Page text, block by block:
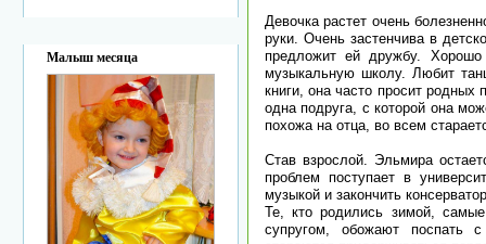
Малыш месяца
Девочка растет очень
руки. Очень застенчива в
предложит ей дружбу.
музыкальную школу. Любит
книги, она часто просит родных
одна подруга, с которой она
похожа на отца, во всем
Став взрослой. Эльмира
проблем поступает в
музыкой и закончить
Те, кто родились зимой,
супругом, обожают поспать